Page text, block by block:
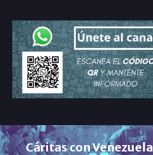
Cáritas con Venezuela